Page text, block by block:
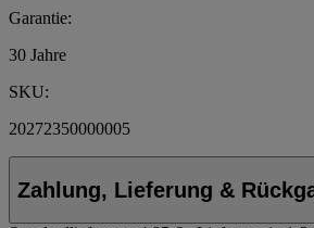
Garantie:
30 Jahre
SKU:
20272350000005
Zahlung, Lieferung &